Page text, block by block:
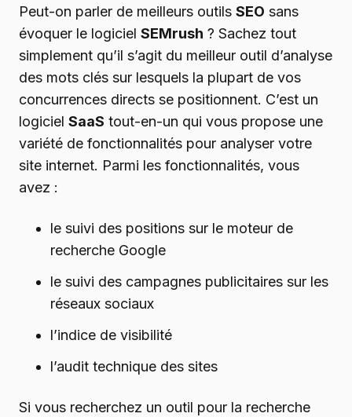
Peut-on parler de meilleurs outils SEO sans
évoquer le logiciel SEMrush ? Sachez tout
simplement qu’il s’agit du meilleur outil d’analyse
des mots clés sur lesquels la plupart de vos
concurrences directs se positionnent. C’est un
logiciel SaaS tout-en-un qui vous propose une
variété de fonctionnalités pour analyser votre
site internet. Parmi les fonctionnalités, vous
avez :
le suivi des positions sur le moteur de
recherche Google
le suivi des campagnes publicitaires sur les
réseaux sociaux
l’indice de visibilité
l’audit technique des sites
Si vous recherchez un outil pour la recherche